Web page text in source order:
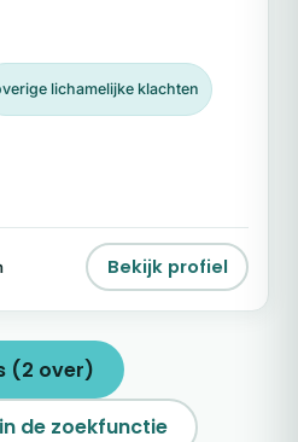
Integratie) en coaching
Samen kijken
zonder eindeloze
lichamelijke klachten
Bekijk profiel
(2 over)
de zoekfunctie